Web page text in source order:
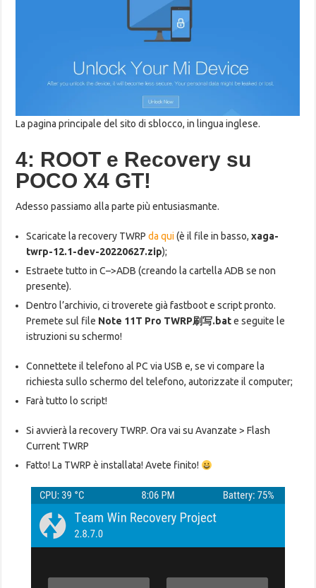
La pagina principale del sito di sblocco, in lingua inglese.
4: ROOT e Recovery su
POCO X4 GT!
Adesso passiamo alla parte più entusiasmante.
Scaricate la recovery TWRPda qui(è il file in basso,xaga-
twrp-12.1-dev-20220627.zip);
Estraete tutto in C–>ADB (creando la cartella ADB se non
presente).
Dentro l’archivio, ci troverete già fastboot e script pronto.
Premete sul file Note 11T Pro TWRP刷写.bate seguite le
istruzioni su schermo!
Connettete il telefono al PC via USB e, se vi compare la
richiesta sullo schermo del telefono, autorizzate il computer;
Farà tutto lo script!
Si avvierà la recovery TWRP. Ora vai su Avanzate > Flash
Current TWRP
Fatto! La TWRP è installata! Avete finito!